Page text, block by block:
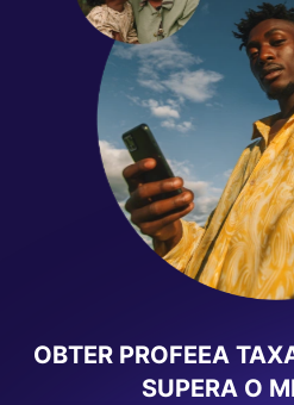
OBTER PROFEEA
SUPERA O